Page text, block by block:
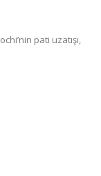
pati uzatışı,